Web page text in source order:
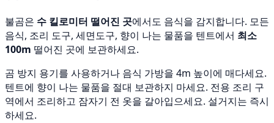
불곰은 수 킬로미터 떨어진 곳에서도 음식을 감지합니다. 모든
음식, 조리 도구, 세면도구, 향이 나는 물품을 텐트에서 최소
100m 떨어진 곳에 보관하세요.
곰 방지 용기를 사용하거나 음식 가방을 4m 높이에 매다세요.
텐트에 향이 나는 물품을 절대 보관하지 마세요. 전용 조리 구
역에서 조리하고 잠자기 전 옷을 갈아입으세요. 설거지는 즉시
하세요.